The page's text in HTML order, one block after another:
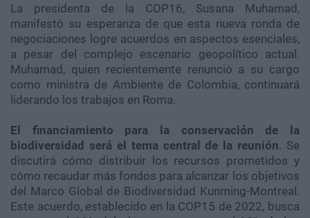
La presidenta de la COP16, Susana Muhamad,
manifestó su esperanza de que esta nueva ronda de
negociaciones logre acuerdos en aspectos esenciales,
a pesar del complejo escenario geopolítico actual.
Muhamad, quien recientemente renunció a su cargo
como ministra de Ambiente de Colombia, continuará
liderando los trabajos en Roma.
El financiamiento para la conservación de la
biodiversidad será el tema central de la reunión. Se
discutirá cómo distribuir los recursos prometidos y
cómo recaudar más fondos para alcanzar los objetivos
del Marco Global de Biodiversidad Kunming-Montreal.
Este acuerdo, establecido en la COP15 de 2022, busca